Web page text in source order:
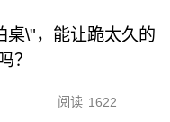
桌\"，能让跪太久的
？
阅读 1622